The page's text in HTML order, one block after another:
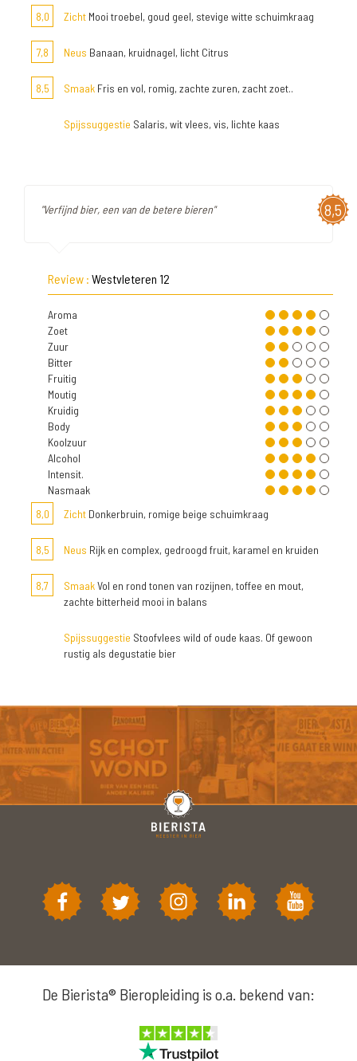
8,0
Zicht Mooi troebel, goud geel, stevige witte schuimkraag
7,8 Neus Banaan, kruidnagel, licht Citrus
8,5 Smaak Fris en vol, romig, zachte zuren, zacht zoet..
Spijssuggestie Salaris, wit vlees, vis, lichte kaas
8,5
"Verfijnd bier, een van de betere bieren"
Review : Westvleteren 12
Aroma
Zoet
Zuur
Bitter
Fruitig
Moutig
Kruidig
Body
Koolzuur
Alcohol
Intensit.
Nasmaak
8,0
Zicht Donkerbruin, romige beige schuimkraag
8,5 Neus Rijk en complex, gedroogd fruit, karamel en kruiden
8,7 SmaakVol en rond tonen van rozijnen, toffee en mout,
zachte bitterheid mooi in balans
Spijssuggestie Stoofvlees wild of oude kaas. Of gewoon
rustig als degustatie bier
De Bierista® Bieropleiding is o.a. bekend van: